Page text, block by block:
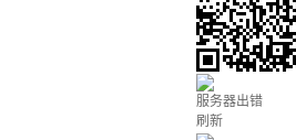
服务器出错
刷新